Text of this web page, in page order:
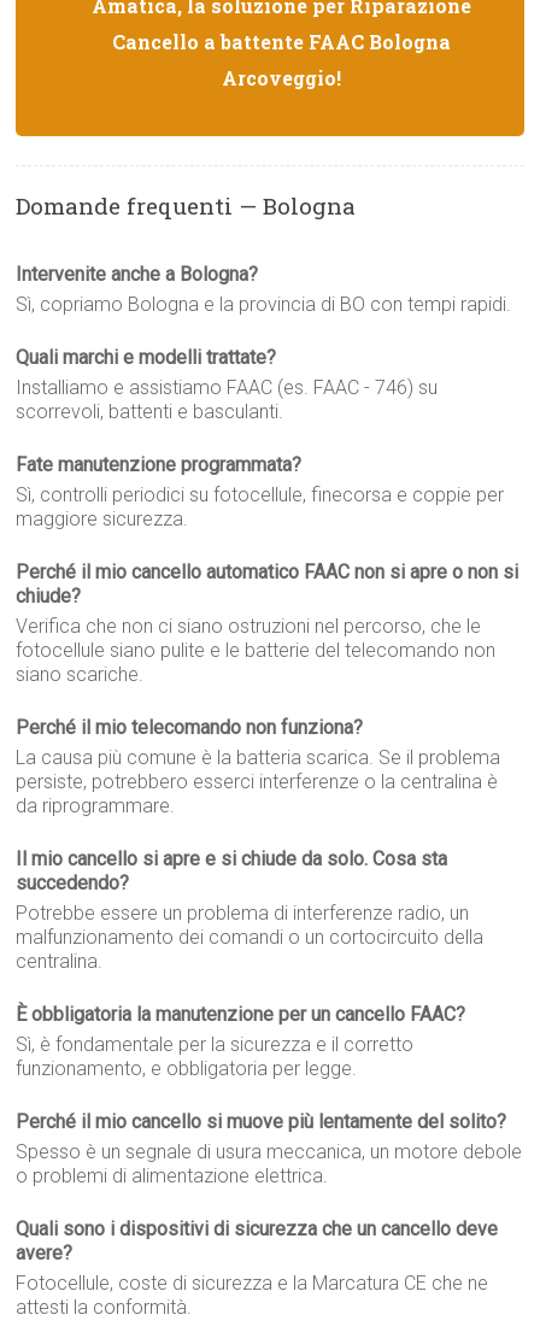
Amatica, la soluzione per Riparazione
Cancello a battente FAAC Bologna
Arcoveggio!
Domande frequenti — Bologna
Intervenite anche a Bologna?
Sì, copriamo Bologna e la provincia di BO con tempi rapidi.
Quali marchi e modelli trattate?
Installiamo e assistiamo FAAC (es. FAAC - 746) su
scorrevoli, battenti e basculanti.
Fate manutenzione programmata?
Sì, controlli periodici su fotocellule, finecorsa e coppie per
maggiore sicurezza.
Perché il mio cancello automatico FAAC non si apre o non si
chiude?
Verifica che non ci siano ostruzioni nel percorso, che le
fotocellule siano pulite e le batterie del telecomando non
siano scariche.
Perché il mio telecomando non funziona?
La causa più comune è la batteria scarica. Se il problema
persiste, potrebbero esserci interferenze o la centralina è
da riprogrammare.
Il mio cancello si apre e si chiude da solo. Cosa sta
succedendo?
Potrebbe essere un problema di interferenze radio, un
malfunzionamento dei comandi o un cortocircuito della
centralina.
È obbligatoria la manutenzione per un cancello FAAC?
Sì, è fondamentale per la sicurezza e il corretto
funzionamento, e obbligatoria per legge.
Perché il mio cancello si muove più lentamente del solito?
Spesso è un segnale di usura meccanica, un motore debole
o problemi di alimentazione elettrica.
Quali sono i dispositivi di sicurezza che un cancello deve
avere?
Fotocellule, coste di sicurezza e la Marcatura CE che ne
attesti la conformità.